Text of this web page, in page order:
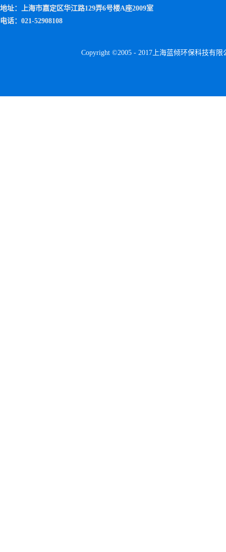
地址：上海市嘉定区华江路129弄6号楼A座2009室
电话：021-52908108
Copyright ©2005 - 2017上海蓝倾环保科技有限